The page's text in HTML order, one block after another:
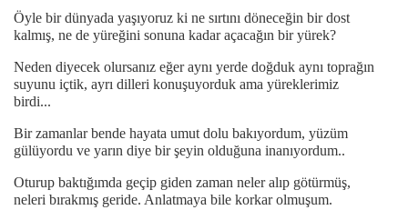
Öyle bir dünyada yaşıyoruz ki ne sırtını döneceğin bir dost
kalmış, ne de yüreğini sonuna kadar açacağın bir yürek?
Neden diyecek olursanız eğer aynı yerde doğduk aynı toprağın
suyunu içtik, ayrı dilleri konuşuyorduk ama yüreklerimiz
birdi...
Bir zamanlar bende hayata umut dolu bakıyordum, yüzüm
gülüyordu ve yarın diye bir şeyin olduğuna inanıyordum..
Oturup baktığımda geçip giden zaman neler alıp götürmüş,
neleri bırakmış geride. Anlatmaya bile korkar olmuşum.